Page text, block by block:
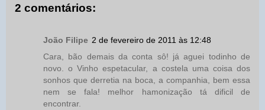
2 comentários:
João Filipe 2 de fevereiro de 2011 às 12:48
Cara, bão demais da conta sô! já aguei todinho de
novo. o Vinho espetacular, a costela uma coisa dos
sonhos que derretia na boca, a companhia, bem essa
nem se fala! melhor hamonização tá dificil de
encontrar.